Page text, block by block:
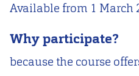
Available from 1 March
Why participate?
because the course